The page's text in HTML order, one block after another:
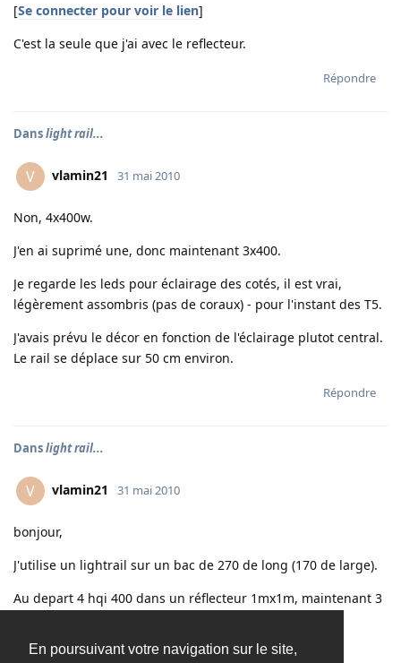
En poursuivant votre navigation sur le site,
[Se connecter pour voir le lien]
C'est la seule que j'ai avec le reflecteur.
Répondre
Danslight rail...
V vlamin21 31 mai 2010
Non, 4x400w.
J'en ai suprimé une, donc maintenant 3x400.
Je regarde les leds pour éclairage des cotés, il est vrai,
légèrement assombris (pas de coraux) - pour l'instant des T5.
J'avais prévu le décor en fonction de l'éclairage plutot central.
Le rail se déplace sur 50 cm environ.
Répondre
Danslight rail...
V vlamin21 31 mai 2010
bonjour,
J'utilise un lightrail sur un bac de 270 de long (170 de large).
Au depart 4 hqi 400 dans un réflecteur 1mx1m, maintenant 3
Le décor est assez centralisé, sans soucis.